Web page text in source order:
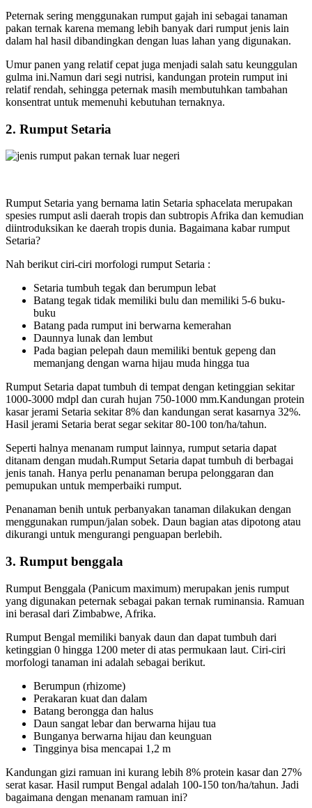
Peternak sering menggunakan rumput gajah ini sebagai tanaman
pakan ternak karena memang lebih banyak dari rumput jenis lain
dalam hal hasil dibandingkan dengan luas lahan yang digunakan.
Umur panen yang relatif cepat juga menjadi salah satu keunggulan
gulma ini.Namun dari segi nutrisi, kandungan protein rumput ini
relatif rendah, sehingga peternak masih membutuhkan tambahan
konsentrat untuk memenuhi kebutuhan ternaknya.
2. Rumput Setaria
Rumput Setaria yang bernama latin Setaria sphacelata merupakan
spesies rumput asli daerah tropis dan subtropis Afrika dan kemudian
diintroduksikan ke daerah tropis dunia. Bagaimana kabar rumput
Setaria?
Nah berikut ciri-ciri morfologi rumput Setaria :
Setaria tumbuh tegak dan berumpun lebat
Batang tegak tidak memiliki bulu dan memiliki 5-6 buku-
buku
Batang pada rumput ini berwarna kemerahan
Daunnya lunak dan lembut
Pada bagian pelepah daun memiliki bentuk gepeng dan
memanjang dengan warna hijau muda hingga tua
Rumput Setaria dapat tumbuh di tempat dengan ketinggian sekitar
1000-3000 mdpl dan curah hujan 750-1000 mm.Kandungan protein
kasar jerami Setaria sekitar 8% dan kandungan serat kasarnya 32%.
Hasil jerami Setaria berat segar sekitar 80-100 ton/ha/tahun.
Seperti halnya menanam rumput lainnya, rumput setaria dapat
ditanam dengan mudah.Rumput Setaria dapat tumbuh di berbagai
jenis tanah. Hanya perlu penanaman berupa pelonggaran dan
pemupukan untuk memperbaiki rumput.
Penanaman benih untuk perbanyakan tanaman dilakukan dengan
menggunakan rumpun/jalan sobek. Daun bagian atas dipotong atau
dikurangi untuk mengurangi penguapan berlebih.
3. Rumput benggala
Rumput Benggala (Panicum maximum) merupakan jenis rumput
yang digunakan peternak sebagai pakan ternak ruminansia. Ramuan
ini berasal dari Zimbabwe, Afrika.
Rumput Bengal memiliki banyak daun dan dapat tumbuh dari
ketinggian 0 hingga 1200 meter di atas permukaan laut. Ciri-ciri
morfologi tanaman ini adalah sebagai berikut.
Berumpun (rhizome)
Perakaran kuat dan dalam
Batang berongga dan halus
Daun sangat lebar dan berwarna hijau tua
Bunganya berwarna hijau dan keunguan
Tingginya bisa mencapai 1,2 m
Kandungan gizi ramuan ini kurang lebih 8% protein kasar dan 27%
serat kasar. Hasil rumput Bengal adalah 100-150 ton/ha/tahun. Jadi
bagaimana dengan menanam ramuan ini?